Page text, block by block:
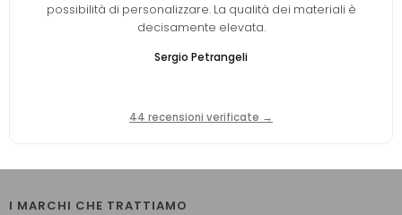
possibilità di personalizzare. La qualità dei materiali è
decisamente elevata.
Sergio Petrangeli
44 recensioni verificate →
I MARCHI CHE TRATTIAMO